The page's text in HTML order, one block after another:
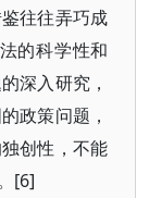
往往弄巧成
的科学性和
深入研究，
政策问题，
创性，不能
[6]